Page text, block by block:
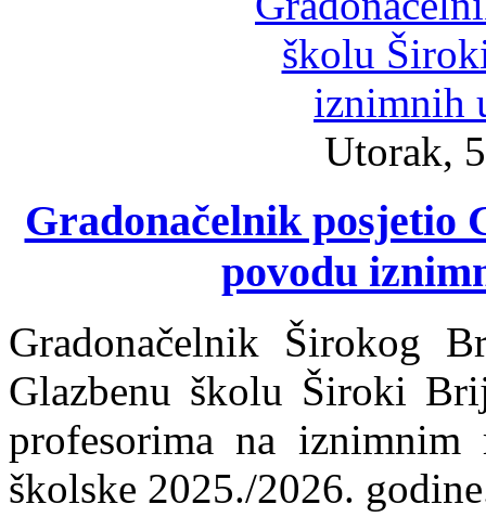
Utorak,
Gradonačelnik posjetio
povodu
Gradonačelnik Širokog
Glazbenu školu Široki
profesorima na iznimnim
školske 2025./2026.